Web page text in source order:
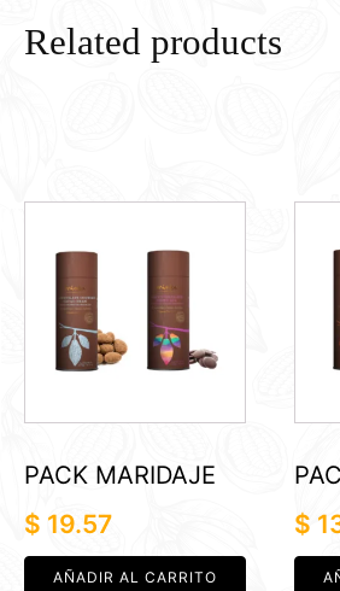
Related products
PACK MARIDAJE
$ 19.57
AÑADIR AL CARRITO
$